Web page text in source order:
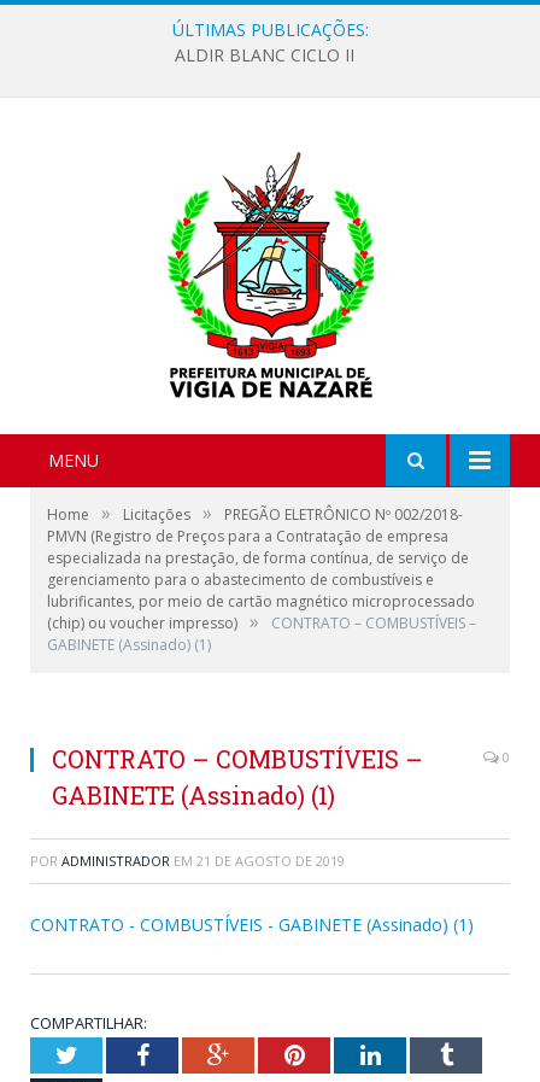
ÚLTIMAS PUBLICAÇÕES:
ALDIR BLANC CICLO II
MENU
Home » Licitações »
PREGÃO ELETRÔNICO Nº 002/2018-
PMVN (Registro de Preços para a Contratação de empresa
especializada na prestação, de forma contínua, de serviço de
gerenciamento para o abastecimento de combustíveis e
lubrificantes, por meio de cartão magnético microprocessado
(chip) ou voucher impresso) »
CONTRATO – COMBUSTÍVEIS –
GABINETE (Assinado) (1)
CONTRATO – COMBUSTÍVEIS –
GABINETE (Assinado) (1)
0
POR ADMINISTRADOR EM 21 DE AGOSTO DE 2019
CONTRATO - COMBUSTÍVEIS - GABINETE (Assinado) (1)
COMPARTILHAR:
TwitterFacebookGoogle+PinterestLinkedInTumblr